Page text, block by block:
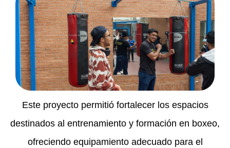
Este proyecto permitió fortalecer los espacios
destinados al entrenamiento y formación en boxeo,
ofreciendo equipamiento adecuado para el